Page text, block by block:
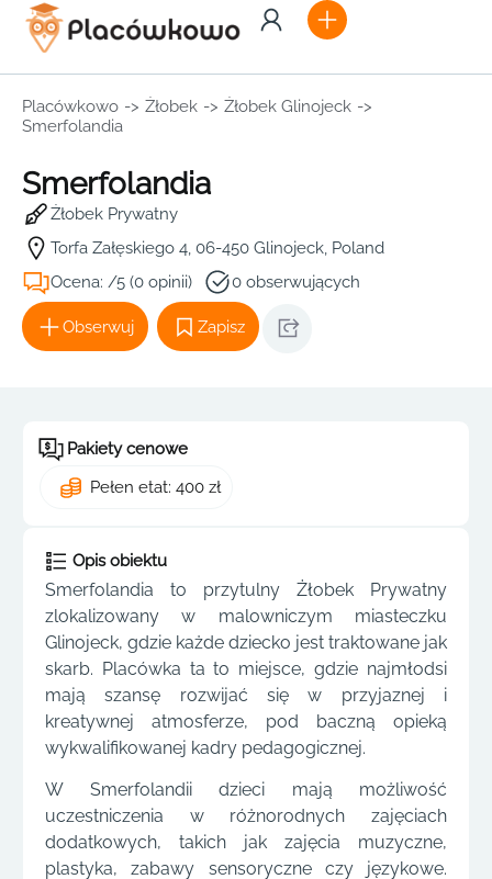
Placówkowo -> Żłobek -> Żłobek Glinojeck ->
Smerfolandia
Smerfolandia
Żłobek Prywatny
Torfa Załęskiego 4, 06-450 Glinojeck, Poland
Ocena: /5 (0 opinii)
0 obserwujących
Obserwuj Zapisz
Pakiety cenowe
Pełen etat: 400 zł
Opis obiektu
Smerfolandia to przytulny Żłobek Prywatny
zlokalizowany w malowniczym miasteczku
Glinojeck, gdzie każde dziecko jest traktowane jak
skarb. Placówka ta to miejsce, gdzie najmłodsi
mają szansę rozwijać się w przyjaznej i
kreatywnej atmosferze, pod baczną opieką
wykwalifikowanej kadry pedagogicznej.
W Smerfolandii dzieci mają możliwość
uczestniczenia w różnorodnych zajęciach
dodatkowych, takich jak zajęcia muzyczne,
plastyka, zabawy sensoryczne czy językowe.